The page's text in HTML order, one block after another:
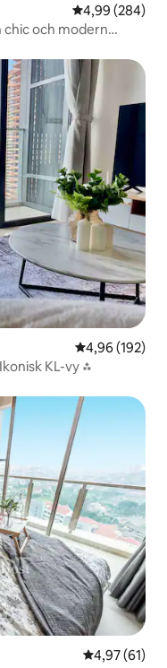
4,99 av 5 i
4,99 (284)
chic och modern
4,96 av 5 i
4,96 (192)
KL-vy ⁂
4,97 av 5 i
4,97 (61)